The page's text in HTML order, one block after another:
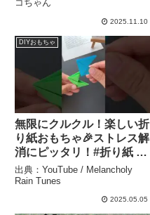
コちゃん
2025.11.10
DIYおもちゃ
無限にクルクル！楽しい折
り紙おもちゃ🎉ストレス解
消にピッタリ！#折り紙 #
ストレス解消 #無限おもち
ゃ #DIY #手作り #簡単工作
#youtubeshorts –
出典：YouTube / Melancholy
Rain Tunes
2025.05.05